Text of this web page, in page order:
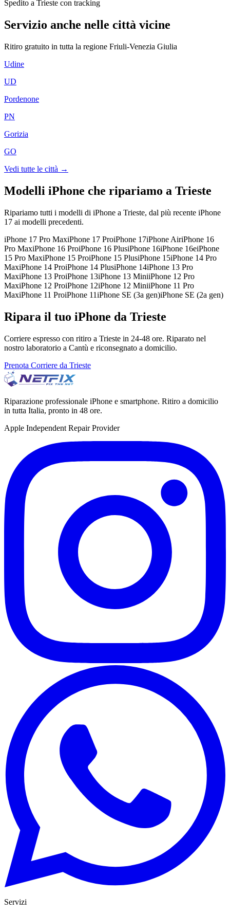
Spedito a Trieste con tracking
Servizio anche nelle città vicine
Ritiro gratuito in tutta la regione Friuli-Venezia Giulia
Udine
UD
Pordenone
PN
Gorizia
GO
Vedi tutte le città →
Modelli iPhone che ripariamo a Trieste
Ripariamo tutti i modelli di iPhone a Trieste, dal più recente iPhone
17 ai modelli precedenti.
iPhone 17 Pro MaxiPhone 17 ProiPhone 17iPhone AiriPhone 16
Pro MaxiPhone 16 ProiPhone 16 PlusiPhone 16iPhone 16eiPhone
15 Pro MaxiPhone 15 ProiPhone 15 PlusiPhone 15iPhone 14 Pro
MaxiPhone 14 ProiPhone 14 PlusiPhone 14iPhone 13 Pro
MaxiPhone 13 ProiPhone 13iPhone 13 MiniiPhone 12 Pro
MaxiPhone 12 ProiPhone 12iPhone 12 MiniiPhone 11 Pro
MaxiPhone 11 ProiPhone 11iPhone SE (3a gen)iPhone SE (2a gen)
Ripara il tuo iPhone da Trieste
Corriere espresso con ritiro a Trieste in 24-48 ore. Riparato nel
nostro laboratorio a Cantù e riconsegnato a domicilio.
Prenota Corriere da Trieste
Riparazione professionale iPhone e smartphone. Ritiro a domicilio
in tutta Italia, pronto in 48 ore.
Apple Independent Repair Provider
Servizi